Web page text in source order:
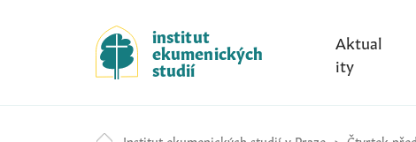
k
i
p
t
institut
ekumenických
studií
Aktual
ity